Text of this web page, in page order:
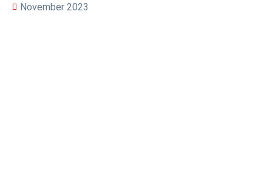
November 2023